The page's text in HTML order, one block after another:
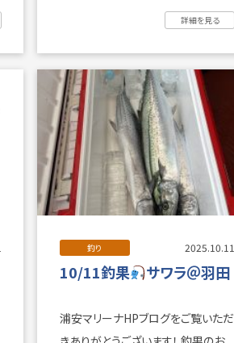
詳細を見る
釣り 2025.10.11
10/11釣果 サワラ＠羽田
浦安マリーナHPブログをご覧いただ